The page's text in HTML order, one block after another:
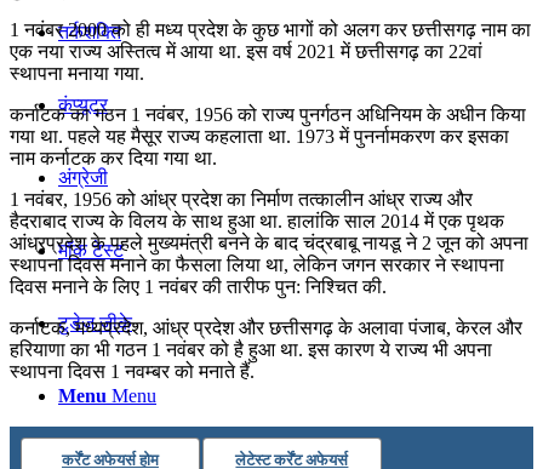
तर्कशक्ति
कंप्यूटर
अंग्रेजी
मॉक टेस्ट
टुडेज जीके
Menu Menu
1 नवंबर 2000 को ही मध्य प्रदेश के कुछ भागों को अलग कर छत्तीसगढ़ नाम का
एक नया राज्य अस्तित्व में आया था. इस वर्ष 2021 में छत्तीसगढ़ का 22वां
स्थापना मनाया गया.
कर्नाटक का गठन 1 नवंबर, 1956 को राज्य पुनर्गठन अधिनियम के अधीन किया
गया था. पहले यह मैसूर राज्य कहलाता था. 1973 में पुनर्नामकरण कर इसका
नाम कर्नाटक कर दिया गया था.
1 नवंबर, 1956 को आंध्र प्रदेश का निर्माण तत्कालीन आंध्र राज्य और
हैदराबाद राज्य के विलय के साथ हुआ था. हालांकि साल 2014 में एक पृथक
आंध्रप्रदेश के पहले मुख्यमंत्री बनने के बाद चंद्रबाबू नायडू ने 2 जून को अपना
स्थापना दिवस मनाने का फैसला लिया था, लेकिन जगन सरकार ने स्थापना
दिवस मनाने के लिए 1 नवंबर की तारीफ पुन: निश्चित की.
कर्नाटक, मध्यप्रदेश, आंध्र प्रदेश और छत्तीसगढ़ के अलावा पंजाब, केरल और
हरियाणा का भी गठन 1 नवंबर को है हुआ था. इस कारण ये राज्य भी अपना
स्थापना दिवस 1 नवम्बर को मनाते हैं.
कर्रेंट अफेयर्स होम लेटेस्ट कर्रेंट अफेयर्स